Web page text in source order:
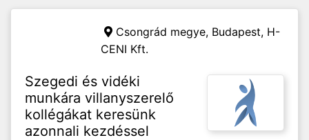
Csongrád megye, Budapest, H-
CENI Kft.
Szegedi és vidéki
munkára villanyszerelő
kollégákat keresünk
azonnali kezdéssel